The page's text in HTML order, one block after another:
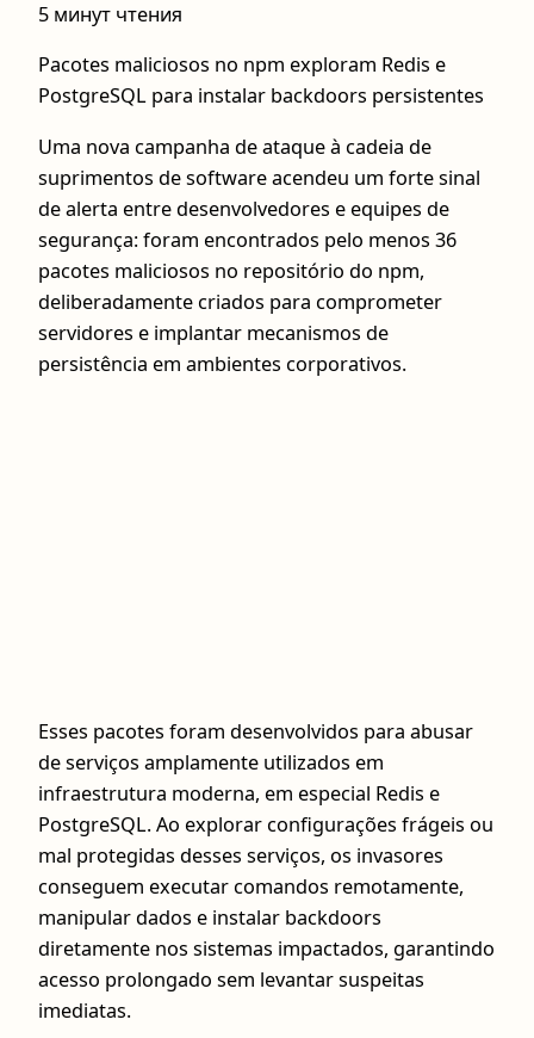
5 минут чтения
Pacotes maliciosos no npm exploram Redis e
PostgreSQL para instalar backdoors persistentes
Uma nova campanha de ataque à cadeia de
suprimentos de software acendeu um forte sinal
de alerta entre desenvolvedores e equipes de
segurança: foram encontrados pelo menos 36
pacotes maliciosos no repositório do npm,
deliberadamente criados para comprometer
servidores e implantar mecanismos de
persistência em ambientes corporativos.
Esses pacotes foram desenvolvidos para abusar
de serviços amplamente utilizados em
infraestrutura moderna, em especial Redis e
PostgreSQL. Ao explorar configurações frágeis ou
mal protegidas desses serviços, os invasores
conseguem executar comandos remotamente,
manipular dados e instalar backdoors
diretamente nos sistemas impactados, garantindo
acesso prolongado sem levantar suspeitas
imediatas.